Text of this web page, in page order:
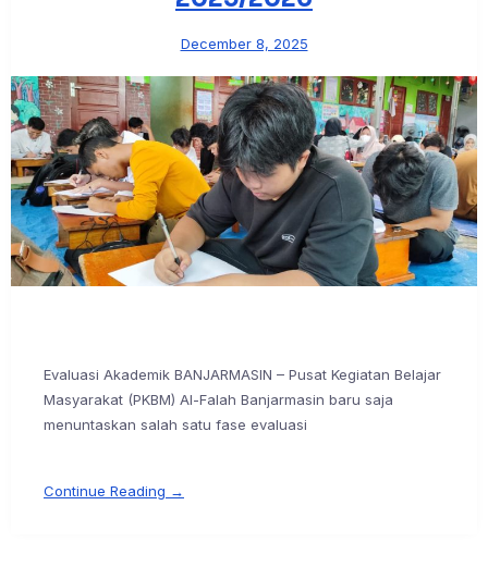
December 8, 2025
Evaluasi Akademik BANJARMASIN – Pusat Kegiatan Belajar
Masyarakat (PKBM) Al-Falah Banjarmasin baru saja
menuntaskan salah satu fase evaluasi
Continue Reading →